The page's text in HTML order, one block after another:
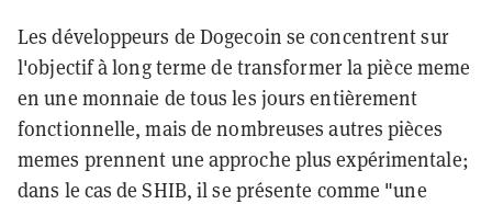
Les développeurs de Dogecoin se concentrent sur
l'objectif à long terme de transformer la pièce meme
en une monnaie de tous les jours entièrement
fonctionnelle, mais de nombreuses autres pièces
memes prennent une approche plus expérimentale;
dans le cas de SHIB, il se présente comme "une